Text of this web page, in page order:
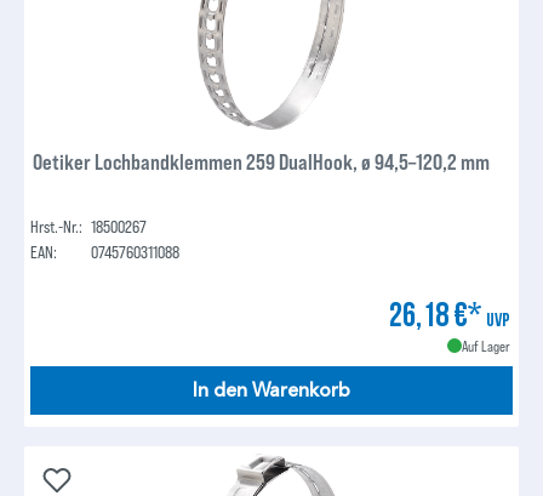
Oetiker Lochbandklemmen 259 DualHook, ø 94,5–120,2 mm
Hrst.-Nr.: 18500267
EAN:
0745760311088
26,18 €* UVP
Auf Lager
In den Warenkorb